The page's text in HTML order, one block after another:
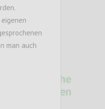
Soziale Nähe
man auch